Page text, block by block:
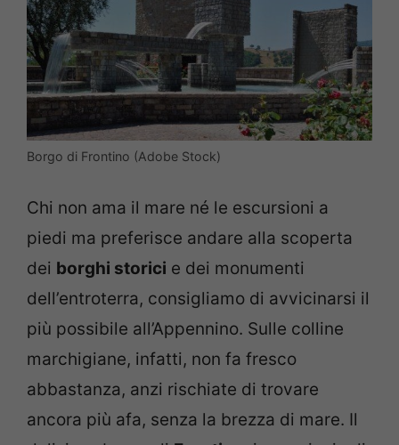
Borgo di Frontino (Adobe Stock)
Chi non ama il mare né le escursioni a
piedi ma preferisce andare alla scoperta
dei borghi storici e dei monumenti
dell’entroterra, consigliamo di avvicinarsi il
più possibile all’Appennino. Sulle colline
marchigiane, infatti, non fa fresco
abbastanza, anzi rischiate di trovare
ancora più afa, senza la brezza di mare. Il